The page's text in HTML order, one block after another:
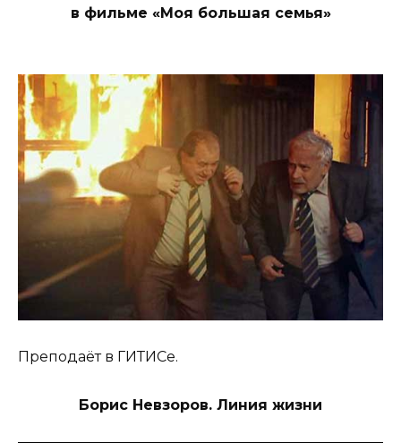
в фильме «Моя большая семья»
Преподаёт в ГИТИСе.
Борис Невзоров. Линия жизни